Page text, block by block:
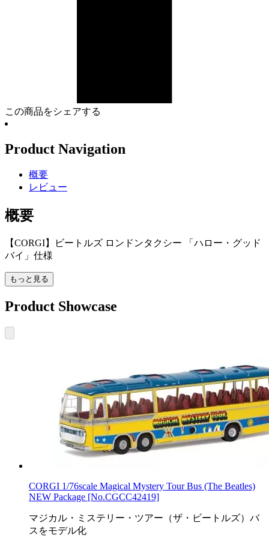
この商品をシェアする
Product Navigation
概要
レビュー
概要
【CORGI】ビートルズ ロンドンタクシー 「ハロー・グッド
バイ」仕様
もっと見る
Product Showcase
CORGI 1/76scale Magical Mystery Tour Bus (The Beatles)
NEW Package [No.CGCC42419]
マジカル・ミステリー・ツアー（ザ・ビートルズ）バ
スをモデル化